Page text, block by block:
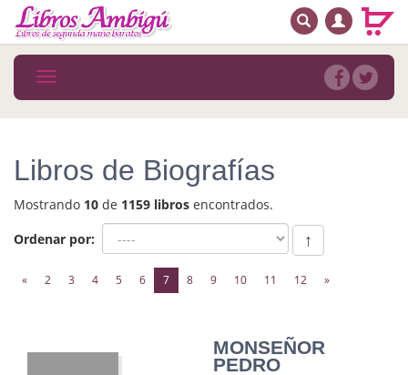
MENÚ PRINCIPAL
Novedades
MATERIAS
Astrología. Ocultismo
Autoayuda. Conocimiento personal
BUSCAR
Toggle
navigation
Libros de Biografías
Mostrando 10 de 1159 libros encontrados.
Ordenar por:
↑
« 2 3 4 5 6 7(current)
8 9 10 11 12 »
MONSEÑOR
PEDRO